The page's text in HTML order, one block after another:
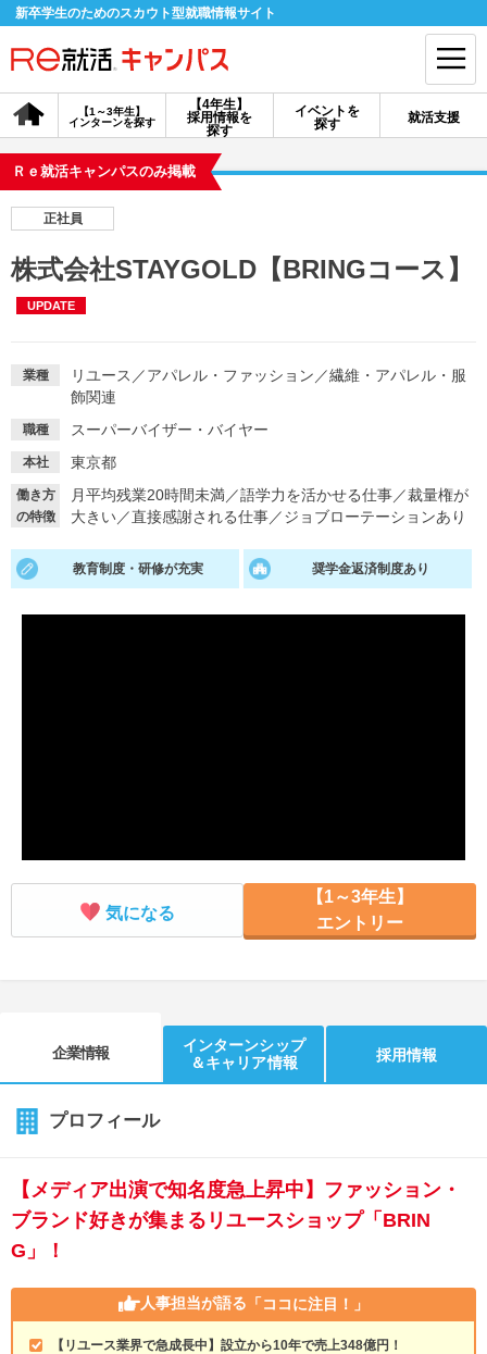
新卒学生のためのスカウト型就職情報サイト
【4年生】
採用情報を
探す
【1～3年生】
インターンを探す
イベントを
探す
就活支援
会員登録 ログイン
探す
【4年生】
イベントを探す
就活ノウハウ・サポート
就活支援 就活コラム
Ｒｅ就活キャンパスのみ掲載
正社員
株式会社STAYGOLD【BRINGコース】
UPDATE
業種 リユース ／アパレル・ファッション ／繊維・アパレル・服
飾関連
職種 スーパーバイザー・バイヤー
本社 東京都
働き方
の特徴
月平均残業20時間未満／語学力を活かせる仕事／裁量権が
大きい／直接感謝される仕事／ジョブローテーションあり
教育制度・研修が充実 奨学金返済制度あり
気になる
【1～3年生】
エントリー
企業情報
インターンシップ
＆キャリア情報
採用情報
プロフィール
【メディア出演で知名度急上昇中】ファッション・
ブランド好きが集まるリユースショップ「BRIN
G」！
人事担当が語る 「ココに注目！」
【リユース業界で急成長中】設立から10年で売上348億円！